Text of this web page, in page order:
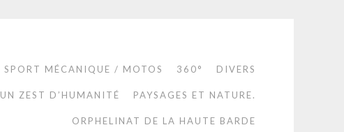
SPORT MÉCANIQUE / MOTOS 360° DIVERS
UN ZEST D’HUMANITÉ PAYSAGES ET NATURE.
ORPHELINAT DE LA HAUTE BARDE